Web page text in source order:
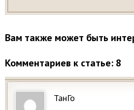
Вам также может быть
Комментариев к статье: 8
ТанГо